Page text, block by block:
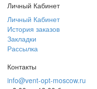
Личный Кабинет
Личный Кабинет
История заказов
Закладки
Рассылка
Контакты
info@vent-opt-moscow.ru